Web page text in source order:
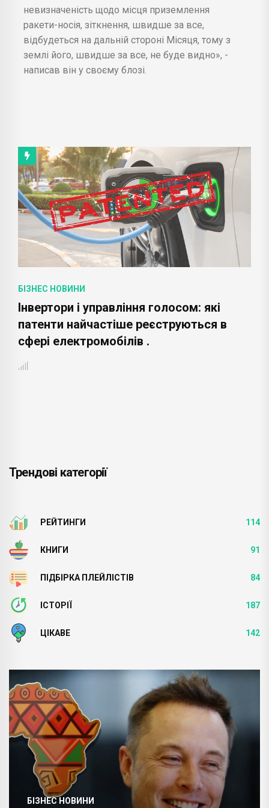
невизначеність щодо місця приземлення
ракети-носія, зіткнення, швидше за все,
відбудеться на дальній стороні Місяця, тому з
землі його, швидше за все, не буде видно», -
написав він у своєму блозі.
БІЗНЕС НОВИНИ
Інвертори і управління голосом: які
патенти найчастіше реєструються в
сфері електромобілів .
Трендові категорії
РЕЙТИНГИ 114
КНИГИ 91
ПІДБІРКА ПЛЕЙЛІСТІВ 84
ІСТОРІЇ 187
ЦІКАВЕ 142
БІЗНЕС НОВИНИ